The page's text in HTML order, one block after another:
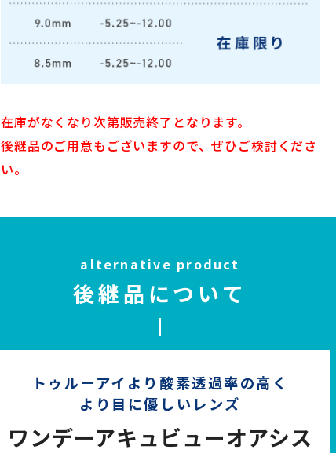
在庫がなくなり次第販売終了となります。
後継品のご用意もございますので、ぜひご検討くださ
い。
alternative product
後継品について
トゥルーアイより酸素透過率の高く
より目に優しいレンズ
ワンデーアキュビューオアシス